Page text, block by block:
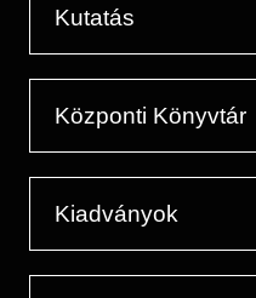
Kutatás
Központi Könyvtár
Kiadványok